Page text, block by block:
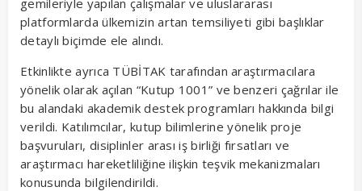
platformlarda ülkemizin artan temsiliyeti gibi başlıklar
detaylı biçimde ele alındı.
Etkinlikte ayrıca TÜBİTAK tarafından araştırmacılara
yönelik olarak açılan “Kutup 1001” ve benzeri çağrılar ile
bu alandaki akademik destek programları hakkında bilgi
verildi. Katılımcılar, kutup bilimlerine yönelik proje
başvuruları, disiplinler arası iş birliği fırsatları ve
araştırmacı hareketliliğine ilişkin teşvik mekanizmaları
konusunda bilgilendirildi.